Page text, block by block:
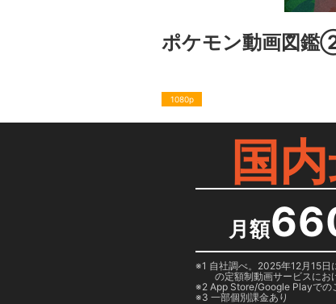
ポケモン動画図
1080p
国
月額
1 自社調べ。2025年12月15日
の定額制動画サービスにお
2 App Store/Google Playでの
3 一部個別課金あり